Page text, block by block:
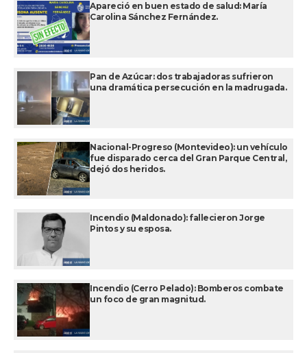
Apareció en buen estado de salud: María
Carolina Sánchez Fernández.
Pan de Azúcar: dos trabajadoras sufrieron
una dramática persecución en la madrugada.
Nacional-Progreso (Montevideo): un vehículo
fue disparado cerca del Gran Parque Central,
dejó dos heridos.
Incendio (Maldonado): fallecieron Jorge
Pintos y su esposa.
Incendio (Cerro Pelado): Bomberos combate
un foco de gran magnitud.